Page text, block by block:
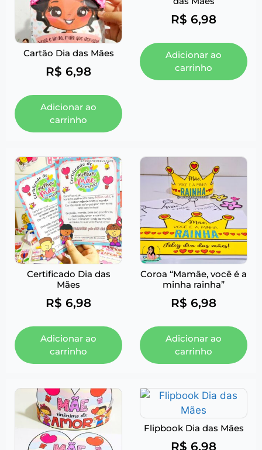
Cartão Dia das Mães
R$ 6,98
Adicionar ao
carrinho
R$ 6,98
Adicionar ao
carrinho
Certificado Dia das
Mães
R$ 6,98
Adicionar ao
carrinho
Coroa “Mamãe, você é a
minha rainha”
R$ 6,98
Adicionar ao
carrinho
Flipbook Dia das Mães
R$ 6,98